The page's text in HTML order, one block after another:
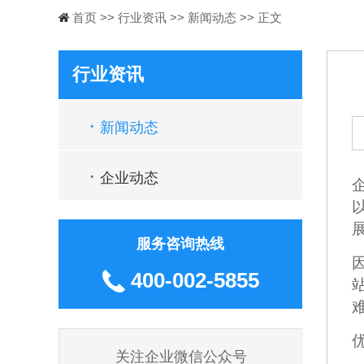
首页 >> 行业资讯 >> 新闻动态 >> 正文
行业资讯
· 新闻动态
· 企业动态
服务咨询热线
400-002-5855
关注企业微信公众号